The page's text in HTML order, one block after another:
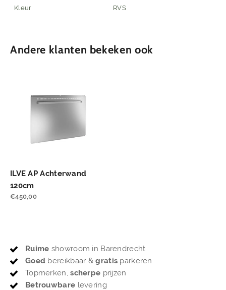
Kleur RVS
Andere klanten bekeken ook
ILVE AP Achterwand
120cm
€450,00
Ruime showroom in Barendrecht
Goed bereikbaar &gratis parkeren
Topmerken,scherpe prijzen
Betrouwbare levering